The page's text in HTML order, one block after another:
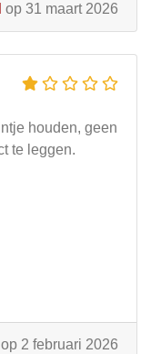
op 31 maart 2026
houden, geen
te leggen.
op 2 februari 2026